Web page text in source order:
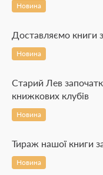
Новина
Доставляємо книги
Новина
Старий Лев
книжкових клубів
Новина
Тираж нашої книги
Новина